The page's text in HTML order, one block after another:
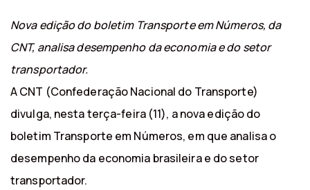
Nova edição do boletim Transporte em Números, da
CNT, analisa desempenho da economia e do setor
transportador.
A CNT (Confederação Nacional do Transporte)
divulga, nesta terça-feira (11), a nova edição do
boletim Transporte em Números, em que analisa o
desempenho da economia brasileira e do setor
transportador.